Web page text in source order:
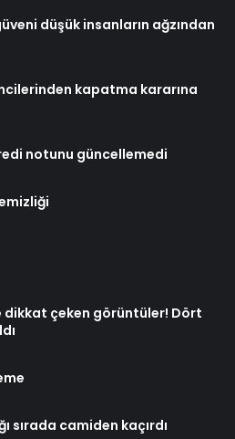
düşük insanların ağzından
kapatma kararına
notunu güncellemedi
dikkat çeken görüntüler! Dört
sırada camiden kaçırdı